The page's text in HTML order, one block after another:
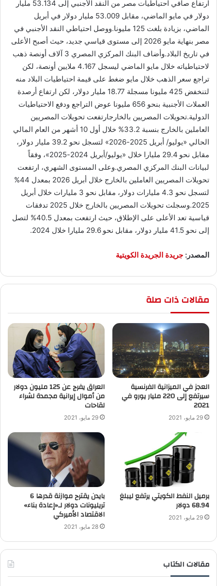
ارتفاع صافي احتياطيات مصر من النقد الأجنبي إلى 53.134 مليار
دولار في مايو الماضي، مقابل 53.009 مليار دولار في أبريل
الماضي، بزيادة بلغت 125 مليونا.ووصل احتياطي النقد الأجنبي في
مصر بنهاية مايو 2026 إلى مستوى قياسي جديد، حيث أصبح الأعلى
في تاريخ البلاد.وأضاف البنك المركزي المصري 3 آلاف أونصة ذهب
لاحتياطياته خلال مايو الماضي ليسجل 4.167 ملايين أونصة، لكن
تراجع سعر الذهب خلال مايو ضغط على قيمة احتياطيات البلاد منه
لتنخفض 425 مليونا مسجلة 18.77 مليار دولار، لكن ارتفاع أرصدة
العملات الأجنبية بنحو 656 مليونا عوض التراجع ودفع الاحتياطيات
الدولية.تحويلات المصريين بالخارجارتفعت تحويلات المصريين
العاملين بالخارج بنسبة 33.2% خلال أول 10 أشهر من العام المالي
الحالي «يوليو/ أبريل 2025-2026» لتسجل نحو 39.2 مليار دولار،
مقابل نحو 29.4 مليارا خلال «يوليو/أبريل 2024-2025»، وفقاً
لبيانات البنك المركزي المصري.وعلى المستوى الشهري، ارتفعت
تحويلات المصريين العاملين بالخارج خلال أبريل 2026 بمعدل 44%
لتسجل نحو 4.3 مليارات دولار، مقابل نحو 3 مليارات خلال أبريل
2025.وسجلت تحويلات المصريين بالخارج خلال 2025 تدفقات
قياسية تعد الأعلى على الإطلاق، حيث ارتفعت بمعدل 40.5% لتصل
إلى نحو 41.5 مليار دولار، مقابل نحو 29.6 مليارا خلال 2024.
المصدر: جريدة الجريدة الكويتية
مقالات ذات صلة
العجز في الميزانية الفرنسية
سيرتفع إلى 220 مليار يورو في
2021
29 مايو، 2021
العراق يفرج عن 125 مليون دولار
من أموال إيرانية مجمدة لشراء
لقاحات
29 مايو، 2021
برميل النفط الكويتي يرتفع ليبلغ
68.94 دولار
29 مايو، 2021
بايدن يقترح موازنة قدرها 6
تريليونات دولار لـ«إعادة بناء»
الاقتصاد الأميركي
28 مايو، 2021
مقالات الكتاب